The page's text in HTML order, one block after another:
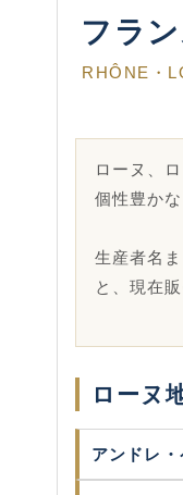
フラ
RHÔNE・
ローヌ、
個性豊か
生産者名
と、現在
ローヌ
アンドレ・